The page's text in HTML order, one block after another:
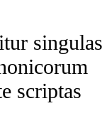
singulas
scriptas